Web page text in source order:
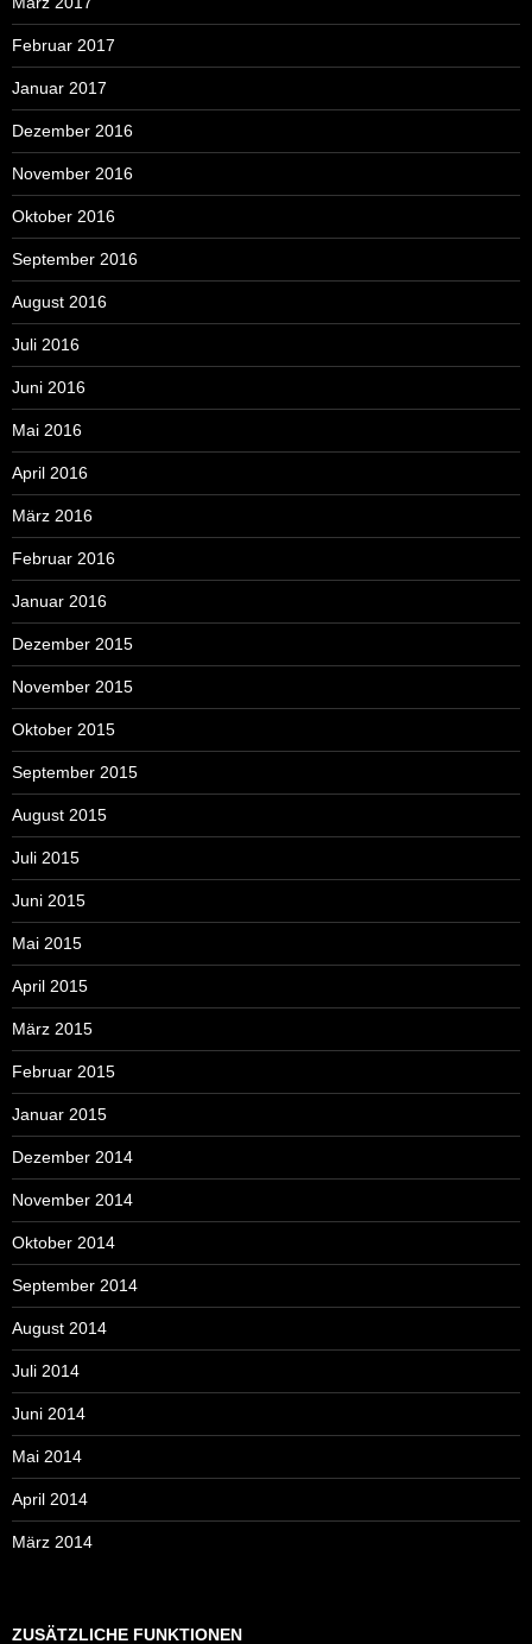
Februar 2017
Januar 2017
Dezember 2016
November 2016
Oktober 2016
September 2016
August 2016
Juli 2016
Juni 2016
Mai 2016
April 2016
März 2016
Februar 2016
Januar 2016
Dezember 2015
November 2015
Oktober 2015
September 2015
August 2015
Juli 2015
Juni 2015
Mai 2015
April 2015
März 2015
Februar 2015
Januar 2015
Dezember 2014
November 2014
Oktober 2014
September 2014
August 2014
Juli 2014
Juni 2014
Mai 2014
April 2014
März 2014
ZUSÄTZLICHE FUNKTIONEN